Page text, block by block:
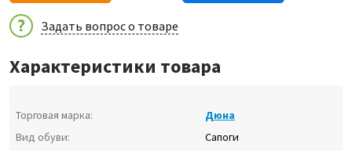
Задать вопрос о товаре
Характеристики товара
Торговая марка:
Дюна
Вид обуви:
Сапоги